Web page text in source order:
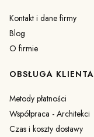
Kontakt i dane firmy
Blog
O firmie
OBSŁUGA KLIENTA
Metody płatności
Współpraca - Architekci
Czas i koszty dostawy